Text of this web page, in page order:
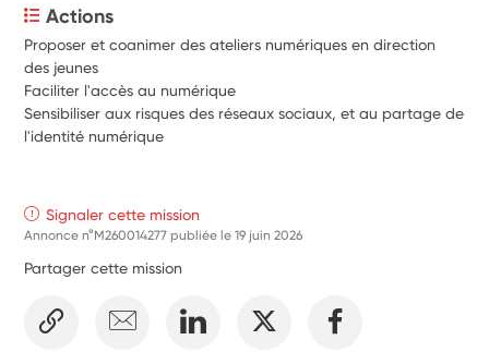
Actions
Proposer et coanimer des ateliers numériques en direction
des jeunes
Faciliter l'accès au numérique
Sensibiliser aux risques des réseaux sociaux, et au partage de
l'identité numérique
Signaler cette mission
Annonce n°M260014277 publiée le19 juin 2026
Partager cette mission